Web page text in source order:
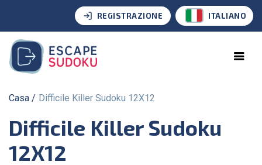
REGISTRAZIONE ITALIANO
Casa Difficile Killer Sudoku 12X12
Difficile Killer Sudoku
12X12